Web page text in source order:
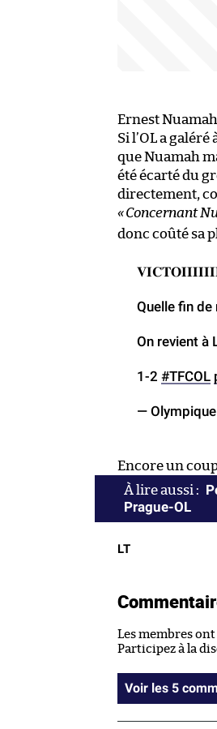
Ernest
Si l’OL a galéré
que Nuamah
été écarté du
directement,
«Concernant
donc coûté sa
Quelle fin
On revient à
1-2 #TFCOL
—
Encore un
Prague-OL
LT
Les membres
Participez à la
Voir les